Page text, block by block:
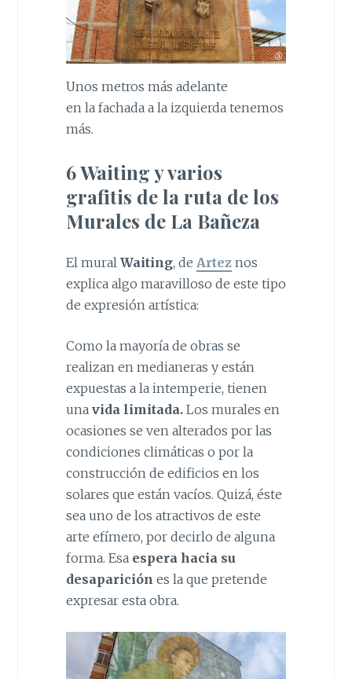
Unos metros más adelante
en la fachada a la izquierda tenemos
más.
6 Waiting y varios
grafitis de la ruta de los
Murales de La Bañeza
El mural Waiting, de Arteznos
explica algo maravilloso de este tipo
de expresión artística:
Como la mayoría de obras se
realizan en medianeras y están
expuestas a la intemperie, tienen
una vida limitada. Los murales en
ocasiones se ven alterados por las
condiciones climáticas o por la
construcción de edificios en los
solares que están vacíos. Quizá, éste
sea uno de los atractivos de este
arte efímero, por decirlo de alguna
forma. Esa espera hacia su
desaparición es la que pretende
expresar esta obra.